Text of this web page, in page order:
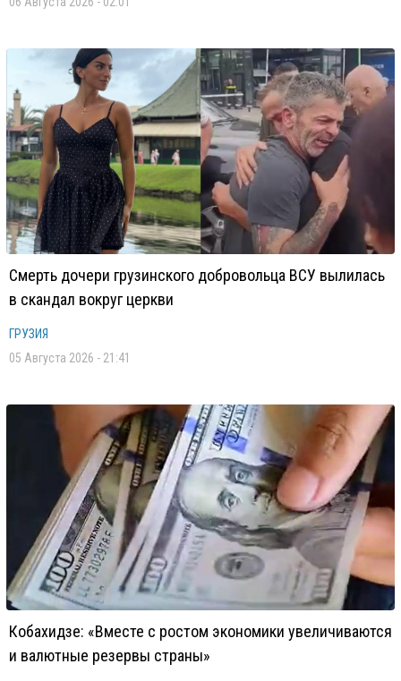
Смерть дочери грузинского добровольца ВСУ вылилась
в скандал вокруг церкви
ГРУЗИЯ
05 Августа 2026 - 21:41
Кобахидзе: «Вместе с ростом экономики увеличиваются
и валютные резервы страны»